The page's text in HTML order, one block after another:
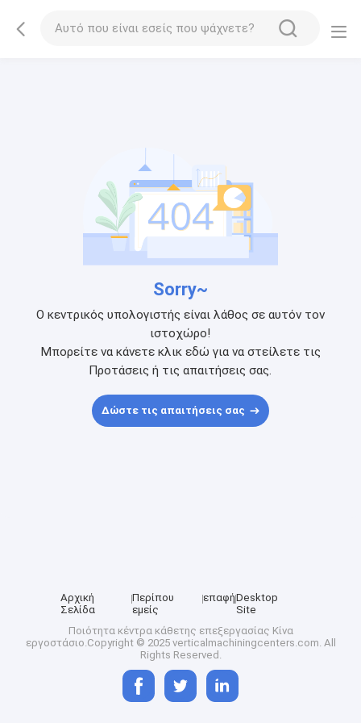
Sorry~
Ο κεντρικός υπολογιστής είναι λάθος σε αυτόν τον
ιστοχώρο!
Μπορείτε να κάνετε κλικ εδώ για να στείλετε τις
Προτάσεις ή τις απαιτήσεις σας.
Δώστε τις απαιτήσεις σας
Αρχική
Σελίδα
Περίπου
εμείς
επαφήDesktop
Site
Ποιότητα κέντρα κάθετης επεξεργασίας Κίνα
εργοστάσιο.Copyright © 2025 verticalmachiningcenters.com. All
Rights Reserved.